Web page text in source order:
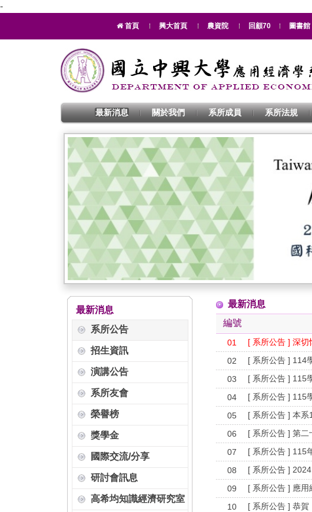
-
首頁 興大首頁 農資院 回顧70 圖書館
最新消息 關於我們 系所成員 系所法規
最新消息
系所公告
招生資訊
演講公告
系所友會
榮譽榜
獎學金
國際交流/分享
研討會訊息
高希均知識經濟研究室
最新消息
編號
01 [ 系所公告 ] 深
02 [ 系所公告 ] 114
03 [ 系所公告 ] 115
04 [ 系所公告 ] 115
05 [ 系所公告 ] 本
06 [ 系所公告 ] 第
07 [ 系所公告 ] 115
08 [ 系所公告 ]
09 [ 系所公告 ] 應用
10 [ 系所公告 ] 恭